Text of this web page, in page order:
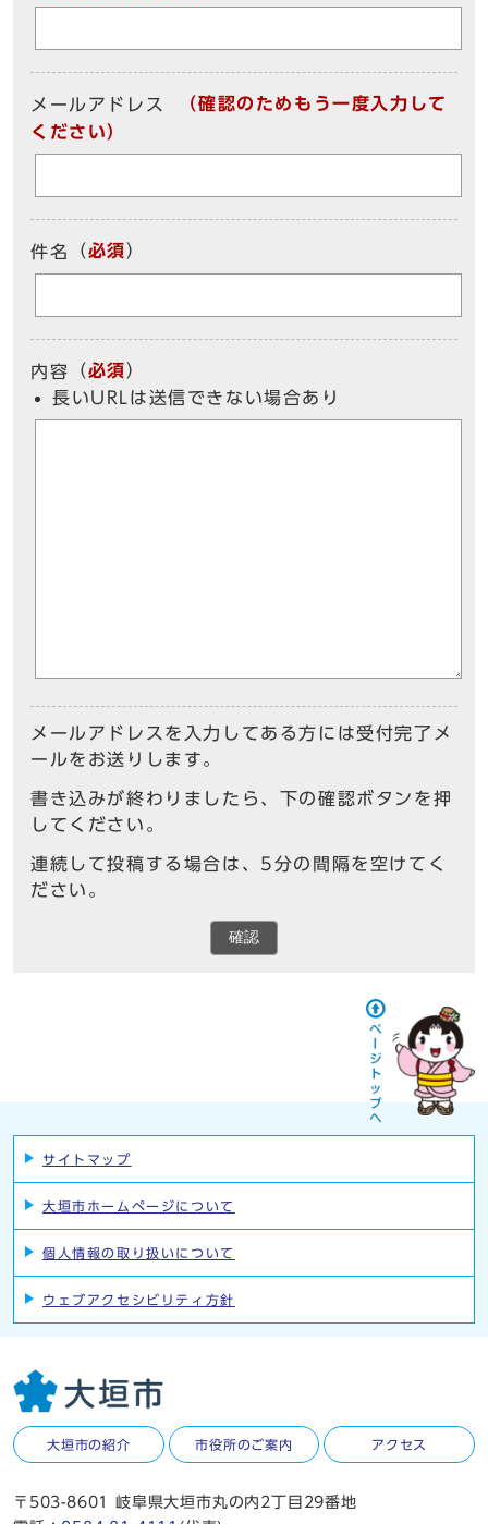
メールアドレス
（確認のためもう一度入力して
ください）
件名 （必須）
内容 （必須）
長いURLは送信できない場合あり
メールアドレスを入力してある方には受付完了メ
ールをお送りします。
書き込みが終わりましたら、下の確認ボタンを押
してください。
連続して投稿する場合は、5分の間隔を空けてく
ださい。
確認
サイトマップ
大垣市ホームページについて
個人情報の取り扱いについて
ウェブアクセシビリティ方針
大垣市の紹介 市役所のご案内 アクセス
〒503-8601 岐阜県大垣市丸の内2丁目29番地